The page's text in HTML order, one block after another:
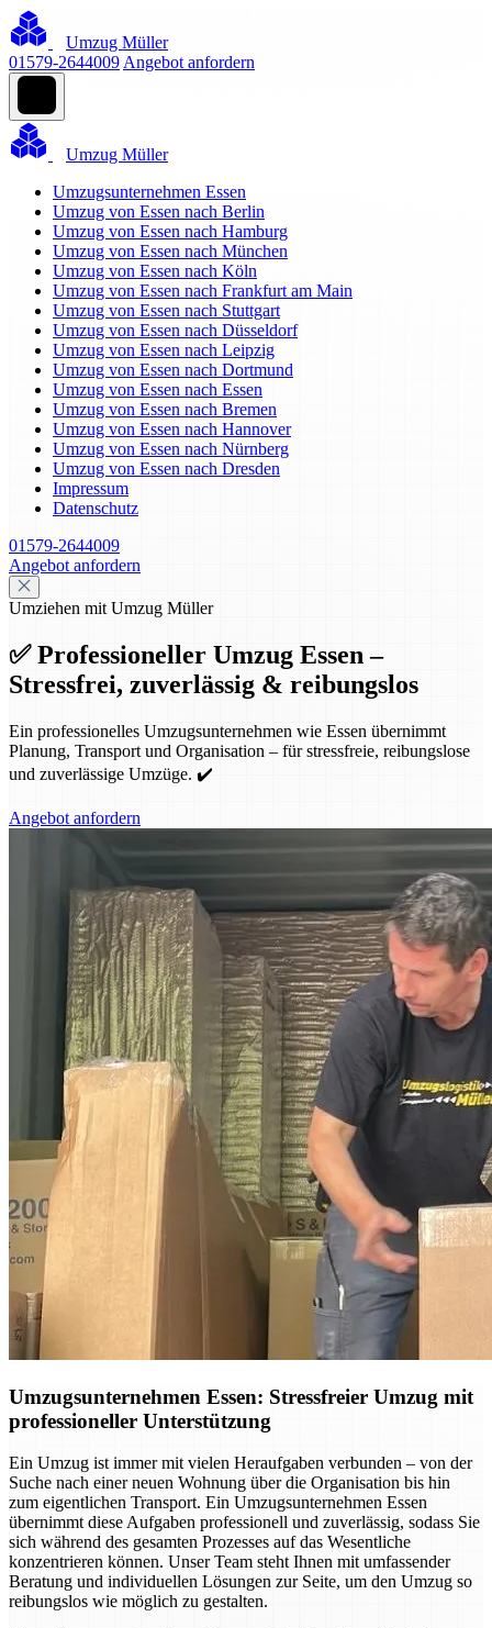
Umzug Müller
01579-2644009 Angebot anfordern
Umzug Müller
Umzugsunternehmen Essen
Umzug von Essen nach Berlin
Umzug von Essen nach Hamburg
Umzug von Essen nach München
Umzug von Essen nach Köln
Umzug von Essen nach Frankfurt am Main
Umzug von Essen nach Stuttgart
Umzug von Essen nach Düsseldorf
Umzug von Essen nach Leipzig
Umzug von Essen nach Dortmund
Umzug von Essen nach Essen
Umzug von Essen nach Bremen
Umzug von Essen nach Hannover
Umzug von Essen nach Nürnberg
Umzug von Essen nach Dresden
Impressum
Datenschutz
01579-2644009
Angebot anfordern
Umziehen mit Umzug Müller
✅ Professioneller Umzug Essen –
Stressfrei, zuverlässig & reibungslos
Ein professionelles Umzugsunternehmen wie Essen übernimmt
Planung, Transport und Organisation – für stressfreie, reibungslose
und zuverlässige Umzüge. ✔️
Angebot anfordern
Umzugsunternehmen Essen: Stressfreier Umzug mit
professioneller Unterstützung
Ein Umzug ist immer mit vielen Heraufgaben verbunden – von der
Suche nach einer neuen Wohnung über die Organisation bis hin
zum eigentlichen Transport. Ein Umzugsunternehmen Essen
übernimmt diese Aufgaben professionell und zuverlässig, sodass Sie
sich während des gesamten Prozesses auf das Wesentliche
konzentrieren können. Unser Team steht Ihnen mit umfassender
Beratung und individuellen Lösungen zur Seite, um den Umzug so
reibungslos wie möglich zu gestalten.